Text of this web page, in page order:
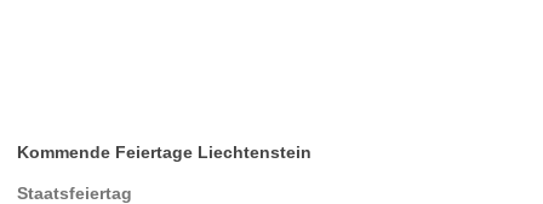
Kommende Feiertage Liechtenstein
Staatsfeiertag